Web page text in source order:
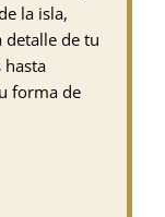
la isla,
detalle de tu
hasta
forma de